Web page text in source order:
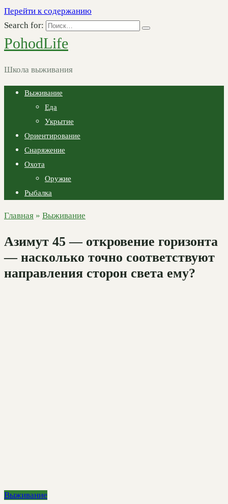
Перейти к содержанию
Search for:
PohodLife
Школа выживания
Выживание
Еда
Укрытие
Ориентирование
Снаряжение
Охота
Оружие
Рыбалка
Главная » Выживание
Азимут 45 — откровение горизонта
— насколько точно соответствуют
направления сторон света ему?
Выживание